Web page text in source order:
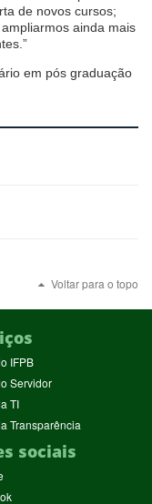
de novos cursos;
ainda mais
em pós graduação
Voltar para o topo
IFPB(abre
em
nova
Servidor(abre
janela)
TI(abre
nova
janela)
Transparência
sociais
(abre
em(abre